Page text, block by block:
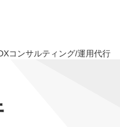
コンサルティング/運用代行